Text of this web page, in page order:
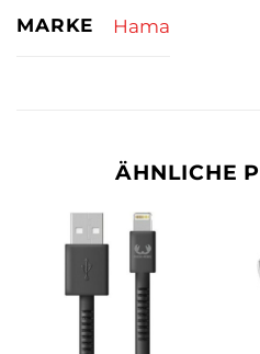
MARKE Hama
ÄHNLICHE